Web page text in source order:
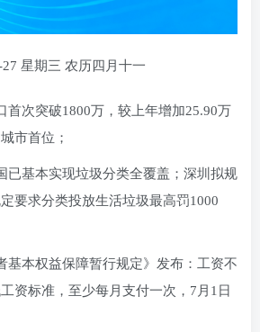
星期三 农历四月十一
首次突破1800万，较上年增加25.90万
市首位；
已基本实现垃圾分类全覆盖；深圳拟规
要求分类投放生活垃圾最高罚1000
基本权益保障暂行规定》发布：工资不
资标准，至少每月支付一次，7月1日